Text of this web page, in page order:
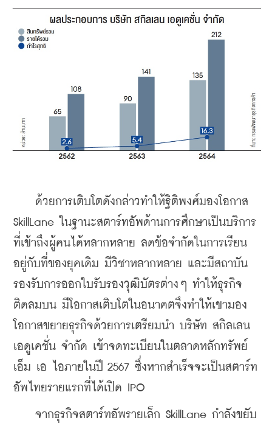
ด้วยการเติบโตดังกล่าวทำให้ฐิติพงศ์มองโอกาส
SkillLane ในฐานะสตาร์ทอัพด้านการศึกษาเป็นบริการ
ที่เข้าถึงผู้คนได้หลากหลาย ลดข้อจำกัดในการเรียน
อยู่กับที่ของยุคเดิม มีวิชาหลากหลาย และมีสถาบัน
รองรับการออกใบรับรองวุฒิบัตรต่างๆ ทำให้ธุรกิจ
ติดลมบน มีโอกาสเติบโตในอนาคตจึงทำให้เขามอง
โอกาสขยายธุรกิจด้วยการเตรียมนำ บริษัท สกิลเลน
เอดูเคชั่น จำกัด เข้าจดทะเบียนในตลาดหลักทรัพย์
เอ็ม เอ ไอภายในปี 2567 ซึ่งหากสำเร็จจะเป็นสตาร์ท
อัพไทยรายแรกที่ได้เปิด IPO
จากธุรกิจสตาร์ทอัพรายเล็ก SkillLane กำลังขยับ